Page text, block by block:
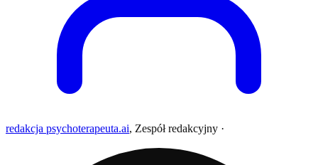
redakcja psychoterapeuta.ai, Zespół redakcyjny ·